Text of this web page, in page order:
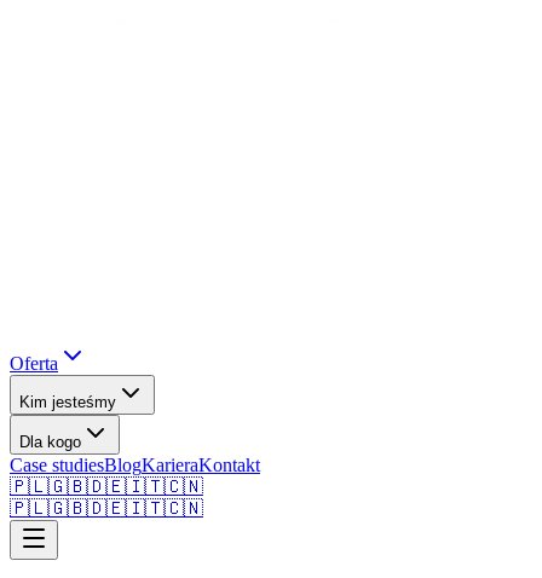
Oferta
Kim jesteśmy
Dla kogo
Case studiesBlogKarieraKontakt
🇵🇱🇬🇧🇩🇪🇮🇹🇨🇳
🇵🇱🇬🇧🇩🇪🇮🇹🇨🇳